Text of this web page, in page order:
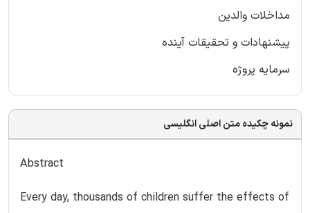
مداخلات والدین
پیشنهادات و تحقیقات آینده
سرمایه پروژه
نمونه چکیده متن اصلی انگلیسی
Abstract
Every day, thousands of children suffer the effects of